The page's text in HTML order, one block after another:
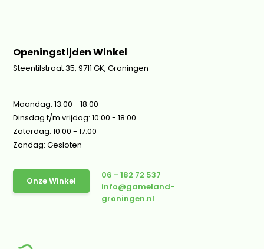
Openingstijden Winkel
Steentilstraat 35, 9711 GK, Groningen
Maandag: 13:00 - 18:00
Dinsdag t/m vrijdag: 10:00 - 18:00
Zaterdag: 10:00 - 17:00
Zondag: Gesloten
Onze Winkel
06 - 182 72 537
info@gameland-
groningen.nl